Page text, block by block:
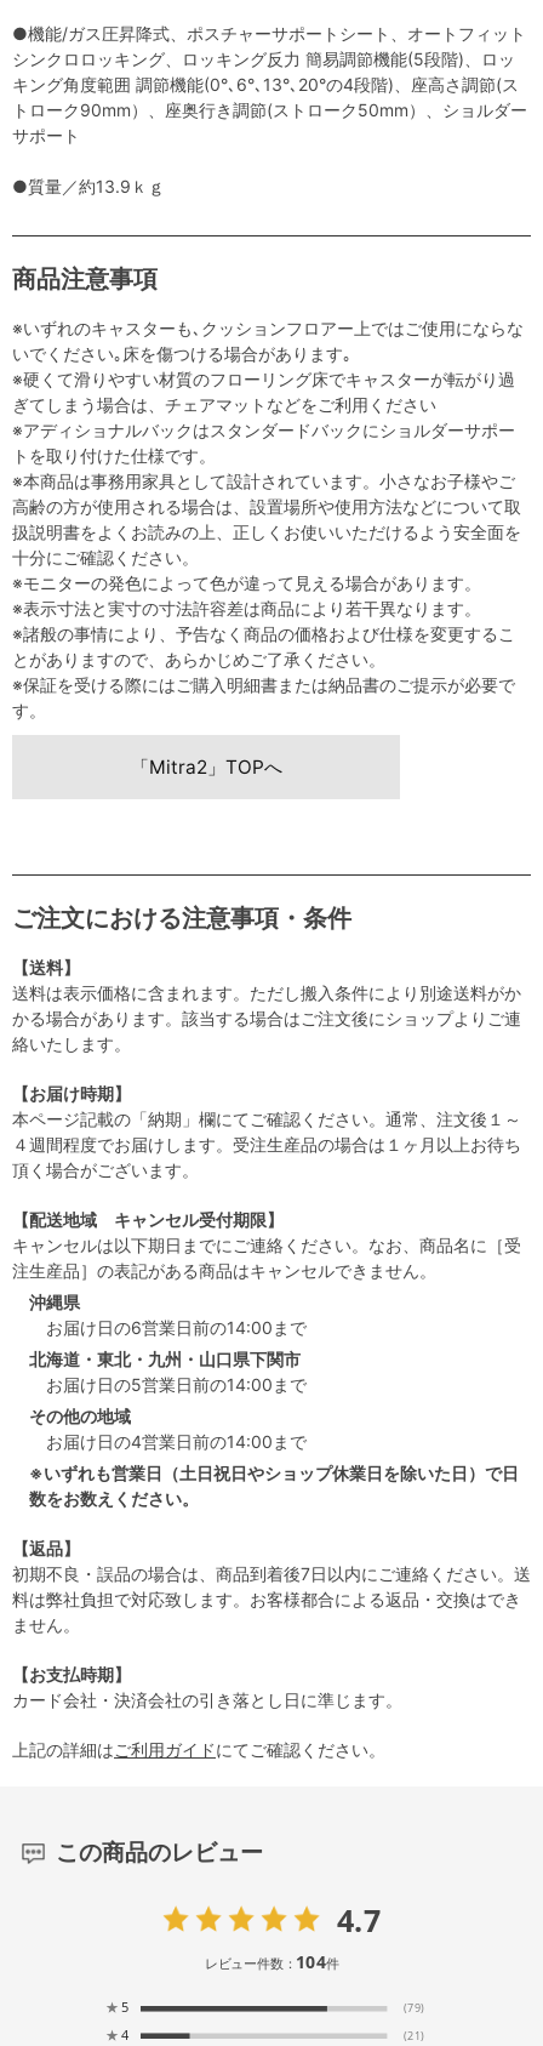
●機能/ガス圧昇降式、ポスチャーサポートシート、オートフィット
シンクロロッキング、ロッキング反力 簡易調節機能(5段階)、ロッ
キング角度範囲 調節機能(0°､6°､13°､20°の4段階)、座高さ調節(ス
トローク90mm）、座奥行き調節(ストローク50mm）、ショルダー
サポート
●質量／約13.9ｋｇ
商品注意事項
※いずれのキャスターも､クッションフロアー上ではご使用にならな
いでください｡床を傷つける場合があります｡
※硬くて滑りやすい材質のフローリング床でキャスターが転がり過
ぎてしまう場合は、チェアマットなどをご利用ください
※アディショナルバックはスタンダードバックにショルダーサポー
トを取り付けた仕様です。
※本商品は事務用家具として設計されています。小さなお子様やご
高齢の方が使用される場合は、設置場所や使用方法などについて取
扱説明書をよくお読みの上、正しくお使いいただけるよう安全面を
十分にご確認ください。
※モニターの発色によって色が違って見える場合があります。
※表示寸法と実寸の寸法許容差は商品により若干異なります。
※諸般の事情により、予告なく商品の価格および仕様を変更するこ
とがありますので、あらかじめご了承ください。
※保証を受ける際にはご購入明細書または納品書のご提示が必要で
す。
「Mitra2」TOPへ
ご注文における注意事項・条件
【送料】
送料は表示価格に含まれます。ただし搬入条件により別途送料がか
かる場合があります。該当する場合はご注文後にショップよりご連
絡いたします。
【お届け時期】
本ページ記載の「納期」欄にてご確認ください。通常、注文後１～
４週間程度でお届けします。受注生産品の場合は１ヶ月以上お待ち
頂く場合がございます。
【配送地域 キャンセル受付期限】
キャンセルは以下期日までにご連絡ください。なお、商品名に［受
注生産品］の表記がある商品はキャンセルできません。
沖縄県
お届け日の6営業日前の14:00まで
北海道・東北・九州・山口県下関市
お届け日の5営業日前の14:00まで
その他の地域
お届け日の4営業日前の14:00まで
※いずれも営業日（土日祝日やショップ休業日を除いた日）で日
数をお数えください。
【返品】
初期不良・誤品の場合は、商品到着後7日以内にご連絡ください。送
料は弊社負担で対応致します。お客様都合による返品・交換はでき
ません。
【お支払時期】
カード会社・決済会社の引き落とし日に準じます。
上記の詳細はご利用ガイドにてご確認ください。
この商品のレビュー
4.7
レビュー件数： 104件
★ 5 (79)
★ 4 (21)